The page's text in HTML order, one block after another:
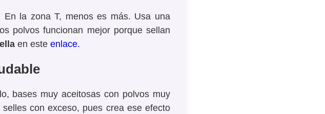
la zona T, menos es más. Usa una
polvos funcionan mejor porque sellan
en este enlace.
bases muy aceitosas con polvos muy
con exceso, pues crea ese efecto